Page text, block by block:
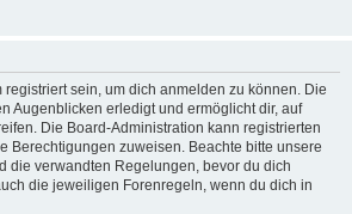
registriert sein, um dich anmelden zu können. Die
Augenblicken erledigt und ermöglicht dir, auf
Die Board-Administration kann registrierten
Berechtigungen zuweisen. Beachte bitte unsere
die verwandten Regelungen, bevor du dich
die jeweiligen Forenregeln, wenn du dich in